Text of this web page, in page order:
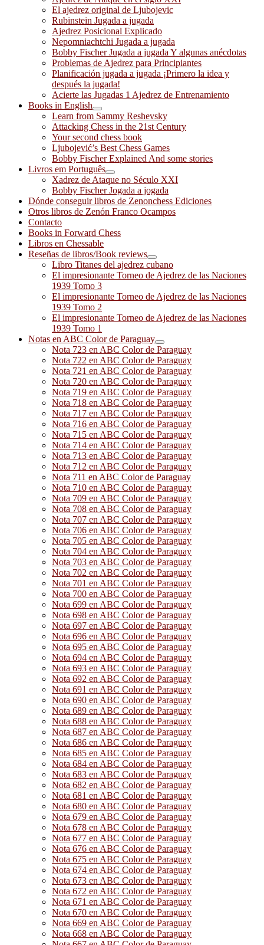
El ajedrez original de Ljubojevic
Rubinstein Jugada a jugada
Ajedrez Posicional Explicado
Nepomniachtchi Jugada a jugada
Bobby Fischer Jugada a jugada Y algunas anécdotas
Problemas de Ajedrez para Principiantes
Planificación jugada a jugada ¡Primero la idea y
después la jugada!
Acierte las Jugadas 1 Ajedrez de Entrenamiento
Books in English
Learn from Sammy Reshevsky
Attacking Chess in the 21st Century
Your second chess book
Ljubojević’s Best Chess Games
Bobby Fischer Explained And some stories
Livros em Português
Xadrez de Ataque no Século XXI
Bobby Fischer Jogada a jogada
Dónde conseguir libros de Zenonchess Ediciones
Otros libros de Zenón Franco Ocampos
Contacto
Books in Forward Chess
Libros en Chessable
Reseñas de libros/Book reviews
Libro Titanes del ajedrez cubano
El impresionante Torneo de Ajedrez de las Naciones
1939 Tomo 3
El impresionante Torneo de Ajedrez de las Naciones
1939 Tomo 2
El impresionante Torneo de Ajedrez de las Naciones
1939 Tomo 1
Notas en ABC Color de Paraguay
Nota 723 en ABC Color de Paraguay
Nota 722 en ABC Color de Paraguay
Nota 721 en ABC Color de Paraguay
Nota 720 en ABC Color de Paraguay
Nota 719 en ABC Color de Paraguay
Nota 718 en ABC Color de Paraguay
Nota 717 en ABC Color de Paraguay
Nota 716 en ABC Color de Paraguay
Nota 715 en ABC Color de Paraguay
Nota 714 en ABC Color de Paraguay
Nota 713 en ABC Color de Paraguay
Nota 712 en ABC Color de Paraguay
Nota 711 en ABC Color de Paraguay
Nota 710 en ABC Color de Paraguay
Nota 709 en ABC Color de Paraguay
Nota 708 en ABC Color de Paraguay
Nota 707 en ABC Color de Paraguay
Nota 706 en ABC Color de Paraguay
Nota 705 en ABC Color de Paraguay
Nota 704 en ABC Color de Paraguay
Nota 703 en ABC Color de Paraguay
Nota 702 en ABC Color de Paraguay
Nota 701 en ABC Color de Paraguay
Nota 700 en ABC Color de Paraguay
Nota 699 en ABC Color de Paraguay
Nota 698 en ABC Color de Paraguay
Nota 697 en ABC Color de Paraguay
Nota 696 en ABC Color de Paraguay
Nota 695 en ABC Color de Paraguay
Nota 694 en ABC Color de Paraguay
Nota 693 en ABC Color de Paraguay
Nota 692 en ABC Color de Paraguay
Nota 691 en ABC Color de Paraguay
Nota 690 en ABC Color de Paraguay
Nota 689 en ABC Color de Paraguay
Nota 688 en ABC Color de Paraguay
Nota 687 en ABC Color de Paraguay
Nota 686 en ABC Color de Paraguay
Nota 685 en ABC Color de Paraguay
Nota 684 en ABC Color de Paraguay
Nota 683 en ABC Color de Paraguay
Nota 682 en ABC Color de Paraguay
Nota 681 en ABC Color de Paraguay
Nota 680 en ABC Color de Paraguay
Nota 679 en ABC Color de Paraguay
Nota 678 en ABC Color de Paraguay
Nota 677 en ABC Color de Paraguay
Nota 676 en ABC Color de Paraguay
Nota 675 en ABC Color de Paraguay
Nota 674 en ABC Color de Paraguay
Nota 673 en ABC Color de Paraguay
Nota 672 en ABC Color de Paraguay
Nota 671 en ABC Color de Paraguay
Nota 670 en ABC Color de Paraguay
Nota 669 en ABC Color de Paraguay
Nota 668 en ABC Color de Paraguay